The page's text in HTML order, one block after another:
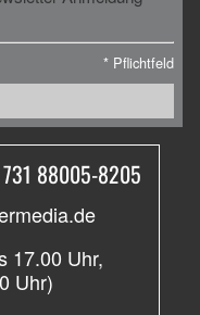
* Pflichtfeld
731 88005-8205
17.00 Uhr,
Uhr)